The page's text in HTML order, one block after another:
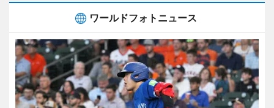
ワールドフォトニュース